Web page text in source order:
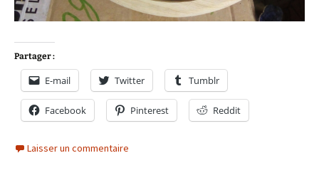
Partager :
E-mail Twitter Tumblr
Facebook Pinterest Reddit
Laisser un commentaire